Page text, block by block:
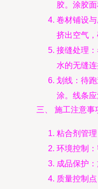
胶。涂胶
卷材铺设
挤出空气
接缝处理
水的无缝
划线：待
涂。线条应
三、 施工注意事
粘合剂管
环境控制
成品保护
质量控制